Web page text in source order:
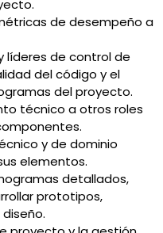
de desempeño a
líderes de control de
del código y el
del proyecto.
técnico a otros roles
y de dominio
elementos.
detallados,
prototipos,